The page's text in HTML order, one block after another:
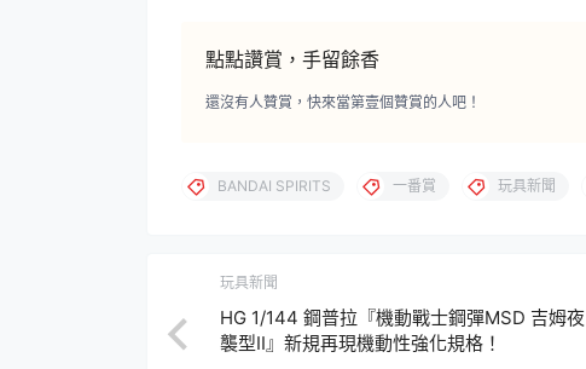
點點讚賞，手留餘香
還沒有人贊賞，快來當第壹個贊賞的人吧！
BANDAI SPIRITS 一番賞 玩具新聞
玩具新聞
HG 1/144 鋼普拉『機動戰士鋼彈MSD 吉姆夜
襲型II』新規再現機動性強化規格！